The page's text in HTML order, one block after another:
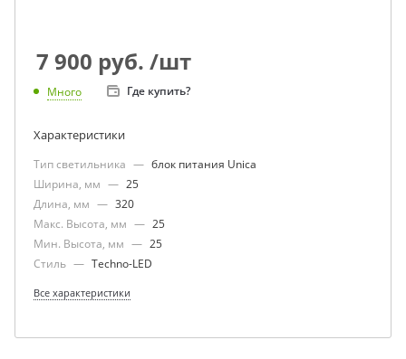
7 900 руб. /шт
Много Где купить?
Характеристики
Тип светильника — блок питания Unica
Ширина, мм — 25
Длина, мм — 320
Макс. Высота, мм — 25
Мин. Высота, мм — 25
Стиль — Techno-LED
Все характеристики